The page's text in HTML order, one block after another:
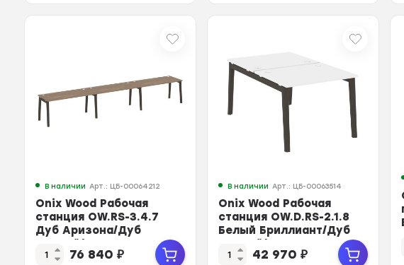
В наличии Арт.: ЦБ-00064212
Onix Wood Рабочая
станция OW.RS-3.4.7
Дуб Аризона/Дуб
Темный/Металл
Антрацит ...
76 840 ₽
В наличии Арт.: ЦБ-00063514
Onix Wood Рабочая
станция OW.D.RS-2.1.8
Белый Бриллиант/Дуб
Темный/Металл Ант...
42 970 ₽